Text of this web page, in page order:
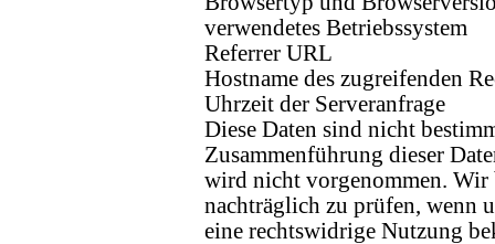
verwendetes Betriebssystem
Referrer URL
Hostname des zugreifenden
Uhrzeit der Serveranfrage
Diese Daten sind nicht
Zusammenführung dieser
wird nicht vorgenommen. Wir
nachträglich zu prüfen, wenn
eine rechtswidrige Nutzung